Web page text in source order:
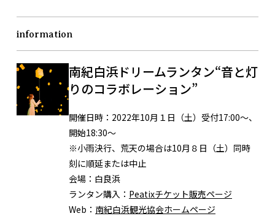
information
南紀白浜ドリームランタン“音と灯
りのコラボレーション”
開催日時： 2022年10月１日（土）受付17:00～、
開始18:30～
※小雨決行、荒天の場合は10月８日（土）同時
刻に順延または中止
会場： 白良浜
ランタン購入： Peatixチケット販売ページ
Web： 南紀白浜観光協会ホームページ